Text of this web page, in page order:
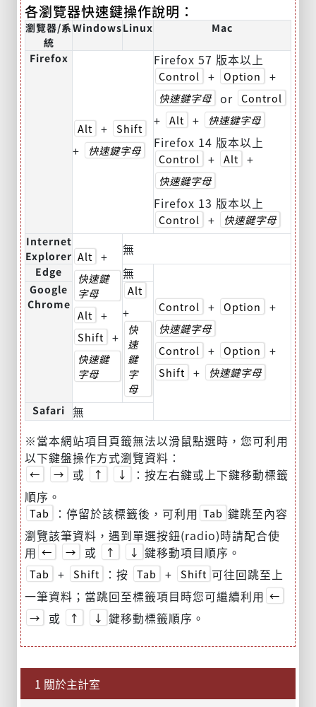
各瀏覽器快速鍵操作說明：
瀏覽器/系
統
WindowsLinux Mac
Firefox
Alt + Shift
+ 快速鍵字母
Firefox 57 版本以上
Control + Option +
快速鍵字母 or Control
+ Alt + 快速鍵字母
Firefox 14 版本以上
Control + Alt +
快速鍵字母
Firefox 13 版本以上
Control + 快速鍵字母
Internet
Explorer Alt +
快速鍵
字母
Alt
+
Shift +
快速鍵
字母
無
Edge 無
Control + Option +
快速鍵字母
Control
+ Option +
Shift + 快速鍵字母
Google
Chrome
Alt
+
快
速
鍵
字
母
Safari
無
※當本網站項目頁籤無法以滑鼠點選時，您可利用
以下鍵盤操作方式瀏覽資料：
← → 或 ↑ ↓
：按左右鍵或上下鍵移動標籤
順序。
Tab ：停留於該標籤後，可利用 Tab 鍵跳至內容
瀏覽該筆資料，遇到單選按鈕(radio)時請配合使
用 ← → 或 ↑ ↓ 鍵移動項目順序。
Tab + Shift ：按 Tab + Shift 可往回跳至上
一筆資料；當跳回至標籤項目時您可繼續利用 ←
→
或 ↑ ↓ 鍵移動標籤順序。
1 關於主計室